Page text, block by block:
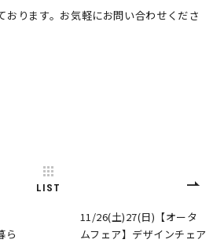
おります。お気軽にお問い合わせくださ
ら
LIST
11/26(土)27(日)【オータ
ムフェア】デザインチェア